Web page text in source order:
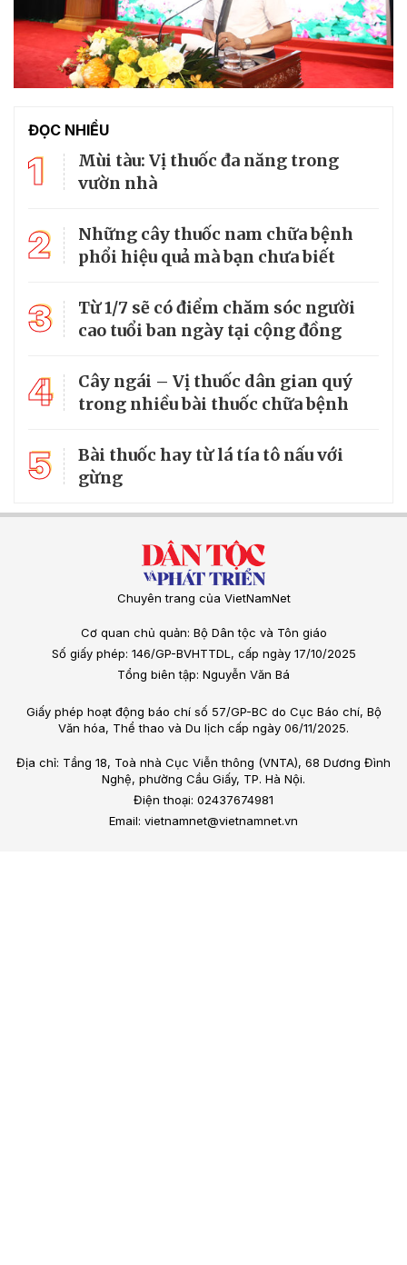
ĐỌC NHIỀU
1
Mùi tàu: Vị thuốc đa năng trong
vườn nhà
2
Những cây thuốc nam chữa bệnh
phổi hiệu quả mà bạn chưa biết
3
Từ 1/7 sẽ có điểm chăm sóc người
cao tuổi ban ngày tại cộng đồng
4
Cây ngái – Vị thuốc dân gian quý
trong nhiều bài thuốc chữa bệnh
5
Bài thuốc hay từ lá tía tô nấu với
gừng
Chuyên trang của VietNamNet
Cơ quan chủ quản: Bộ Dân tộc và Tôn giáo
Số giấy phép: 146/GP-BVHTTDL, cấp ngày 17/10/2025
Tổng biên tập: Nguyễn Văn Bá
Giấy phép hoạt động báo chí số 57/GP-BC do Cục Báo chí, Bộ
Văn hóa, Thể thao và Du lịch cấp ngày 06/11/2025.
Địa chỉ: Tầng 18, Toà nhà Cục Viễn thông (VNTA), 68 Dương Đình
Nghệ, phường Cầu Giấy, TP. Hà Nội.
Điện thoại: 02437674981
Email: vietnamnet@vietnamnet.vn